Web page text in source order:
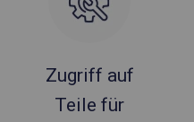
Zugriff auf
Teile für